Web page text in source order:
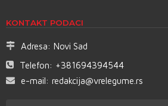
KONTAKT PODACI
Adresa: Novi Sad
Telefon: +381694394544
e-mail: redakcija@vrelegume.rs